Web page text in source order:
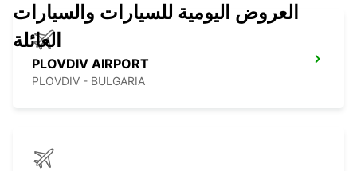
PLOVDIV AIRPORT
PLOVDIV - BULGARIA
العروض اليومية للسيارات والسيارات
العائلة